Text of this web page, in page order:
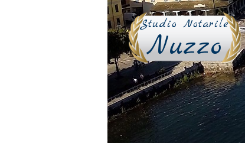
Studio Notarile
Nuzzo